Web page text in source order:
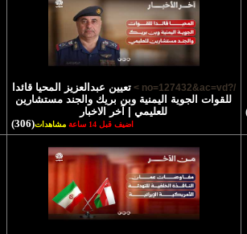
/?no=127432&ac=vd >
تعيين عبدالعزيز المحيا قائدا
للقوات الجوية اليمنية وبن بريك والجند مستشارين
للعليمي | آخر الاخبار
اضيف قبل 14 ساعة مشاهدات(306)